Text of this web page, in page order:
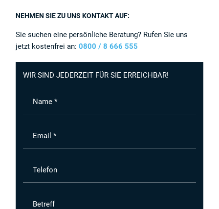
NEHMEN SIE ZU UNS KONTAKT AUF:
Sie suchen eine persönliche Beratung? Rufen Sie uns
jetzt kostenfrei an:0800 / 8 666 555
WIR SIND JEDERZEIT FÜR SIE ERREICHBAR!
Name *
Email *
Telefon
Betreff